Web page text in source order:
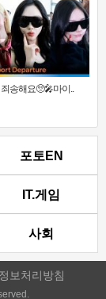
송해요🥺🎤마이..
포토EN
IT.게임
사회
보처리방침